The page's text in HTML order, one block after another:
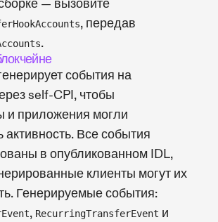
— вызовите
, передав
.
события на
self-CPI, чтобы
и приложения могли
активность. Все события
в опубликованном IDL,
клиенты могут их
Генерируемые события:
, RecurringTransferEvent и